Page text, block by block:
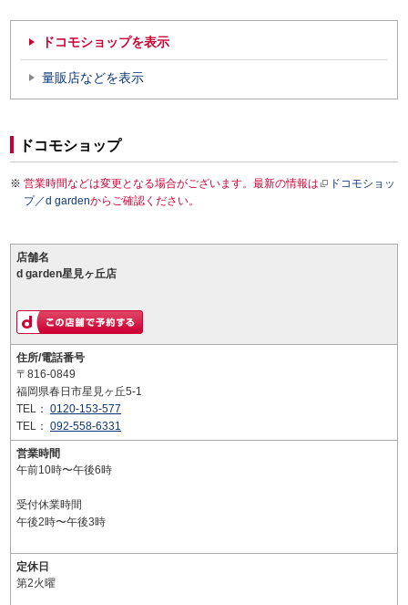
ドコモショップを表示
量販店などを表示
ドコモショップ
営業時間などは変更となる場合がございます。最新の情報は
ドコモショッ
プ／d gardenからご確認ください。
店舗名
d garden星見ヶ丘店
住所/電話番号
〒816-0849
福岡県春日市星見ヶ丘5-1
TEL： 0120-153-577
TEL： 092-558-6331
営業時間
午前10時〜午後6時
受付休業時間
午後2時〜午後3時
定休日
第2火曜